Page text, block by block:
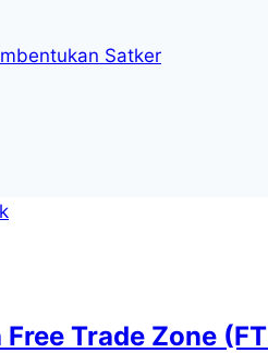
Satker
Trade Zone